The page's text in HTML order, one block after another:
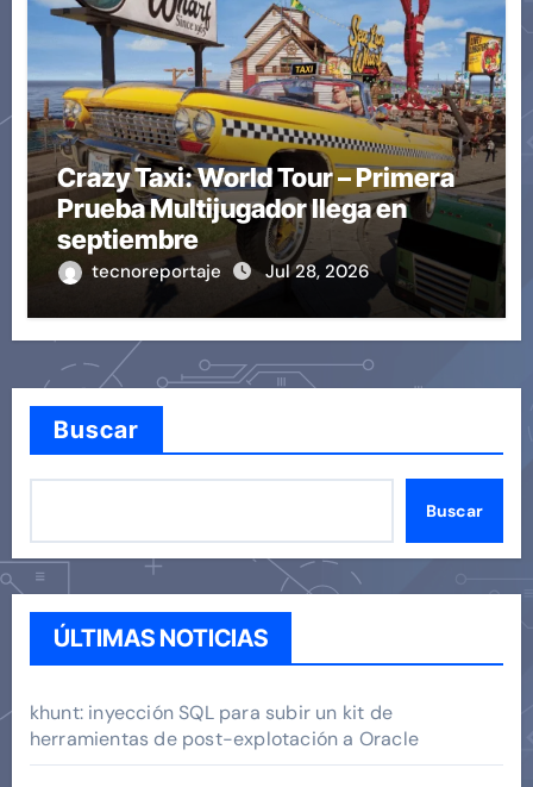
Crazy Taxi: World Tour – Primera
Prueba Multijugador llega en
septiembre
tecnoreportaje Jul 28, 2026
Buscar
Buscar
ÚLTIMAS NOTICIAS
khunt: inyección SQL para subir un kit de
herramientas de post-explotación a Oracle